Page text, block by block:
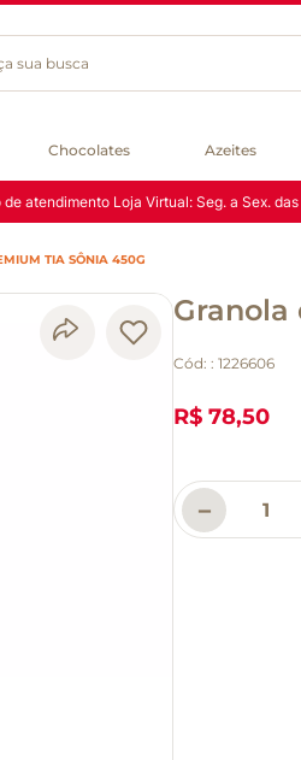
busca
Chocolates Azeites
de atendimento Loja Virtual: Seg. a Sex.
TIA SÔNIA 450G
Granola
Cód: : 1226606
R$ 78,50
－